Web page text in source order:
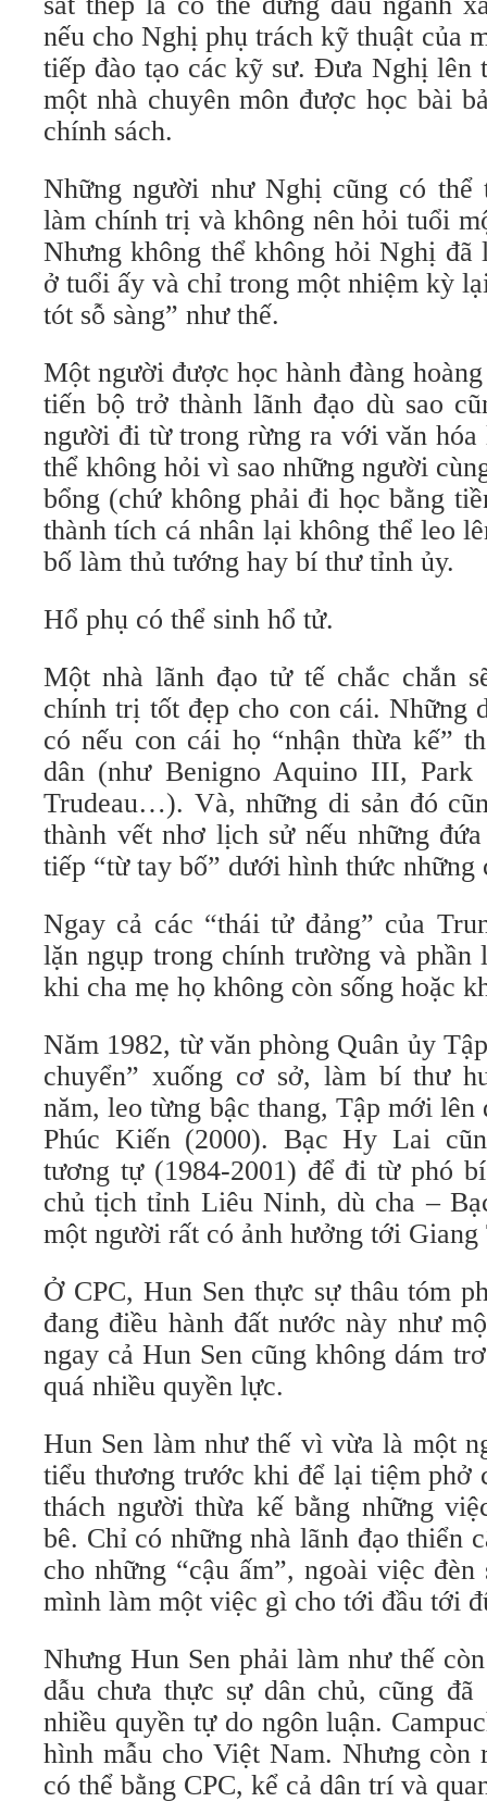
nếu cho Nghị phụ trách kỹ thuật của
tiếp đào tạo các kỹ sư. Đưa Nghị lên
một nhà chuyên môn được học bài
chính sách.
Những người như Nghị cũng có thể
làm chính trị và không nên hỏi tuổi
Nhưng không thể không hỏi Nghị đã
ở tuổi ấy và chỉ trong một nhiệm kỳ
tót sỗ sàng” như thế.
Một người được học hành đàng
tiến bộ trở thành lãnh đạo dù sao
người đi từ trong rừng ra với văn
thể không hỏi vì sao những người
bổng (chứ không phải đi học bằng
thành tích cá nhân lại không thể leo
bố làm thủ tướng hay bí thư tỉnh ủy.
Hổ phụ có thể sinh hổ tử.
Một nhà lãnh đạo tử tế chắc chắn
chính trị tốt đẹp cho con cái. Những
có nếu con cái họ “nhận thừa kế”
dân (như Benigno Aquino III, Park
Trudeau…). Và, những di sản đó
thành vết nhơ lịch sử nếu những
tiếp “từ tay bố” dưới hình thức những
Ngay cả các “thái tử đảng” của
lặn ngụp trong chính trường và phần
khi cha mẹ họ không còn sống hoặc
Năm 1982, từ văn phòng Quân ủy
chuyển” xuống cơ sở, làm bí thư
năm, leo từng bậc thang, Tập mới
Phúc Kiến (2000). Bạc Hy Lai
tương tự (1984-2001) để đi từ phó
chủ tịch tỉnh Liêu Ninh, dù cha –
một người rất có ảnh hưởng tới Giang
Ở CPC, Hun Sen thực sự thâu tóm
đang điều hành đất nước này như
ngay cả Hun Sen cũng không dám
quá nhiều quyền lực.
Hun Sen làm như thế vì vừa là một
tiểu thương trước khi để lại tiệm phở
thách người thừa kế bằng những
bê. Chỉ có những nhà lãnh đạo thiển
cho những “cậu ấm”, ngoài việc
mình làm một việc gì cho tới đầu tới
Nhưng Hun Sen phải làm như thế
dẫu chưa thực sự dân chủ, cũng
nhiều quyền tự do ngôn luận.
hình mẫu cho Việt Nam. Nhưng
có thể bằng CPC, kể cả dân trí và